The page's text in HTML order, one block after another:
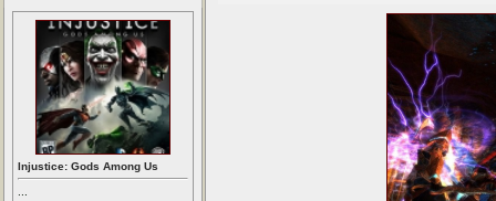
Injustice: Gods Among Us